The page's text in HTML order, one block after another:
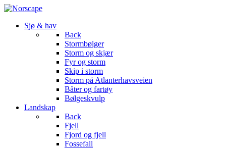
Sjø & hav
Back
Stormbølger
Storm og skjær
Fyr og storm
Skip i storm
Storm på Atlanterhavsveien
Båter og fartøy
Bølgeskvulp
Landskap
Back
Fjell
Fjord og fjell
Fossefall